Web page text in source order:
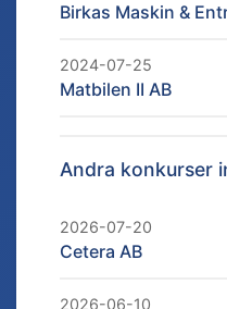
Birkas Maskin &
2024-07-25
Matbilen II AB
Andra konkurser
2026-07-20
Cetera AB
2026-06-10